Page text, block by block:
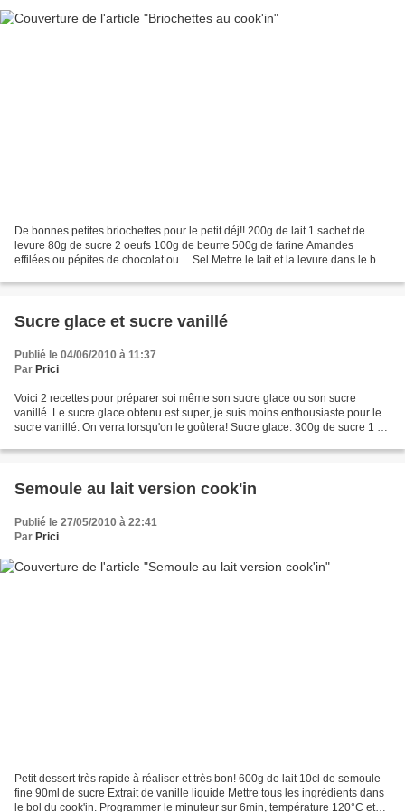
De bonnes petites briochettes pour le petit déj!! 200g de lait 1 sachet de
levure 80g de sucre 2 oeufs 100g de beurre 500g de farine Amandes
effilées ou pépites de chocolat ou ... Sel Mettre le lait et la levure dans le bol,
Sucre glace et sucre vanillé
Publié le 04/06/2010 à 11:37
Par Prici
Voici 2 recettes pour préparer soi même son sucre glace ou son sucre
vanillé. Le sucre glace obtenu est super, je suis moins enthousiaste pour le
sucre vanillé. On verra lorsqu'on le goûtera! Sucre glace: 300g de sucre 1 cc
Semoule au lait version cook'in
Publié le 27/05/2010 à 22:41
Par Prici
Petit dessert très rapide à réaliser et très bon! 600g de lait 10cl de semoule
fine 90ml de sucre Extrait de vanille liquide Mettre tous les ingrédients dans
le bol du cook'in. Programmer le minuteur sur 6min, température 120°C et